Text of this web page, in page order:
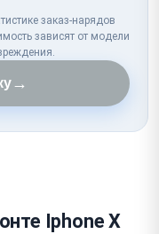
заказ-нарядов
зависят от модели
→
Iphone X